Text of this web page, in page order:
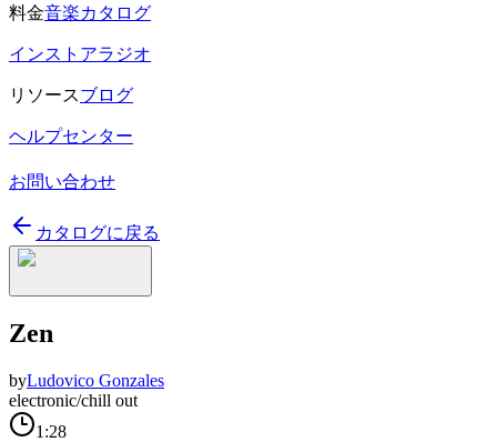
料金音楽カタログ
インストアラジオ
リソースブログ
ヘルプセンター
お問い合わせ
カタログに戻る
Zen
byLudovico Gonzales
electronic/chill out
1:28